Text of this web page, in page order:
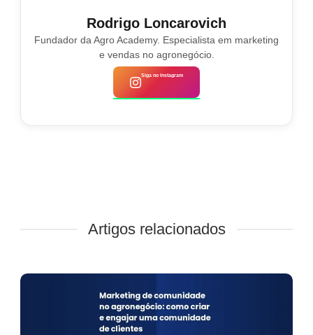
Rodrigo Loncarovich
Fundador da Agro Academy. Especialista em marketing
e vendas no agronegócio.
Siga no Instagram
Artigos relacionados